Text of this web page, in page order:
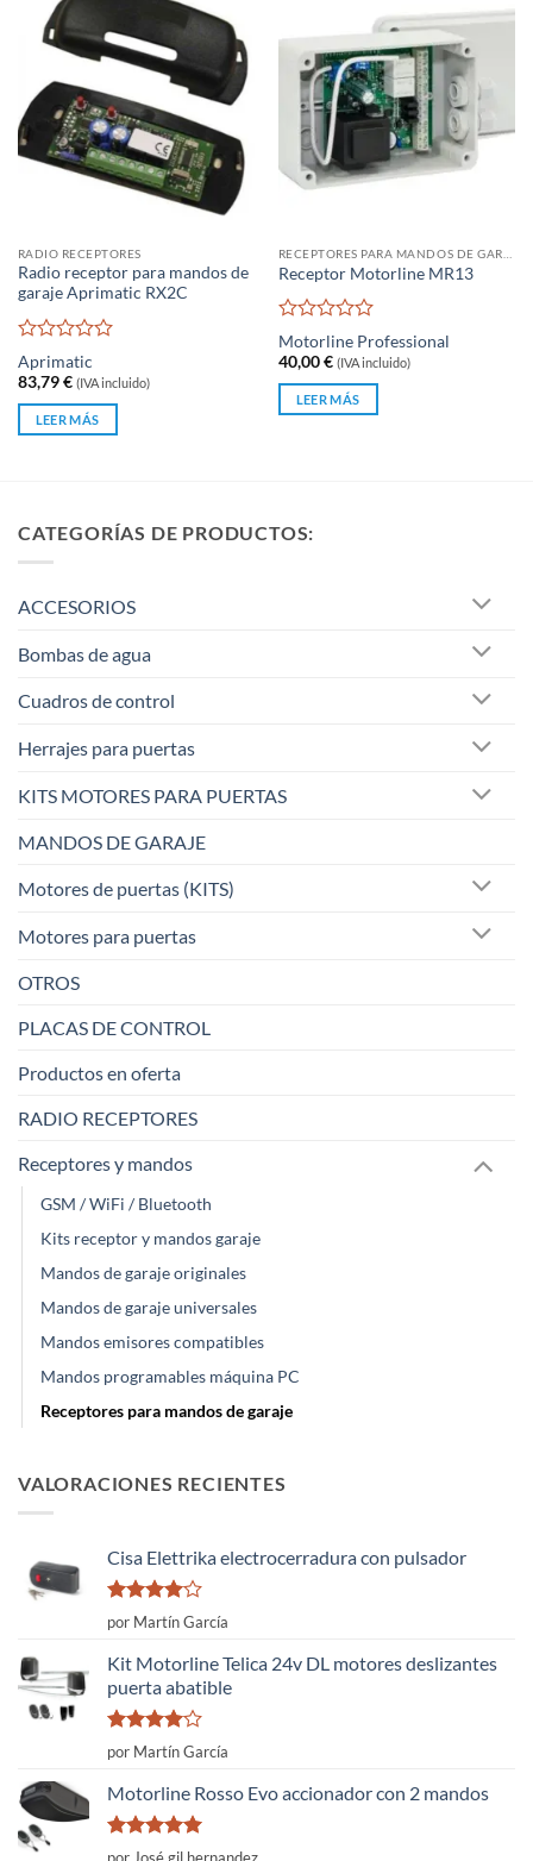
RADIO RECEPTORES
Radio receptor para mandos de
garaje Aprimatic RX2C
Valorado
con
0
5
Aprimatic
83,79€ (IVA incluido)
LEER MÁS
Receptor Motorline MR13
Valorado
con
0
5
Motorline Professional
40,00€ (IVA incluido)
LEER MÁS
CATEGORÍAS DE PRODUCTOS:
ACCESORIOS
Bombas de agua
Cuadros de control
Herrajes para puertas
KITS MOTORES PARA PUERTAS
MANDOS DE GARAJE
Motores de puertas (KITS)
Motores para puertas
OTROS
PLACAS DE CONTROL
Productos en oferta
RADIO RECEPTORES
Receptores y mandos
GSM / WiFi / Bluetooth
Kits receptor y mandos garaje
Mandos de garaje originales
Mandos de garaje universales
Mandos emisores compatibles
Mandos programables máquina PC
Receptores para mandos de garaje
VALORACIONES RECIENTES
Cisa Elettrika electrocerradura con pulsador
Valorado
con
5
por Martín García
Kit Motorline Telica 24v DL motores deslizantes
puerta abatible
Valorado
con
5
por Martín García
Motorline Rosso Evo accionador con 2 mandos
Valorado